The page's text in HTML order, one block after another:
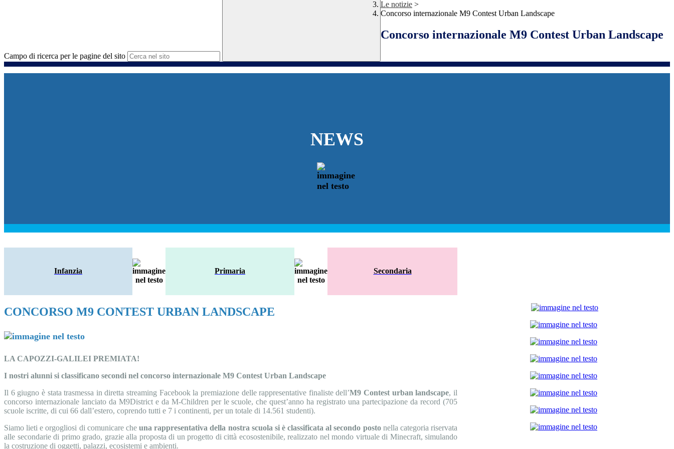
Campo di ricerca per le pagine del sito
Le notizie >
Concorso internazionale M9 Contest Urban Landscape
Concorso internazionale M9 Contest Urban Landscape
NEWS
Infanzia Primaria Secondaria
CONCORSO M9 CONTEST URBAN LANDSCAPE
LA CAPOZZI-GALILEI PREMIATA!
I nostri alunni si classificano secondi nel concorso internazionale M9 Contest Urban Landscape
Il 6 giugno è stata trasmessa in diretta streaming Facebook la premiazione delle rappresentative finaliste dell’M9 Contest urban landscape, il
concorso internazionale lanciato da M9District e da M-Children per le scuole, che quest’anno ha registrato una partecipazione da record (705
scuole iscritte, di cui 66 dall’estero, coprendo tutti e 7 i continenti, per un totale di 14.561 studenti).
Siamo lieti e orgogliosi di comunicare cheuna rappresentativa della nostra scuola si è classificata al secondo postonella categoria riservata
alle secondarie di primo grado, grazie alla proposta di un progetto di città ecosostenibile, realizzato nel mondo virtuale di Minecraft, simulando
la costruzione di oggetti, palazzi, ecosistemi e ambienti.